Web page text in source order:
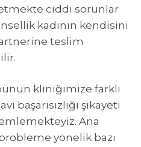
ciddi sorunlar
kadının kendisini
teslim
kliniğimize farklı
başarısızlığı şikayeti
Ana
yönelik bazı